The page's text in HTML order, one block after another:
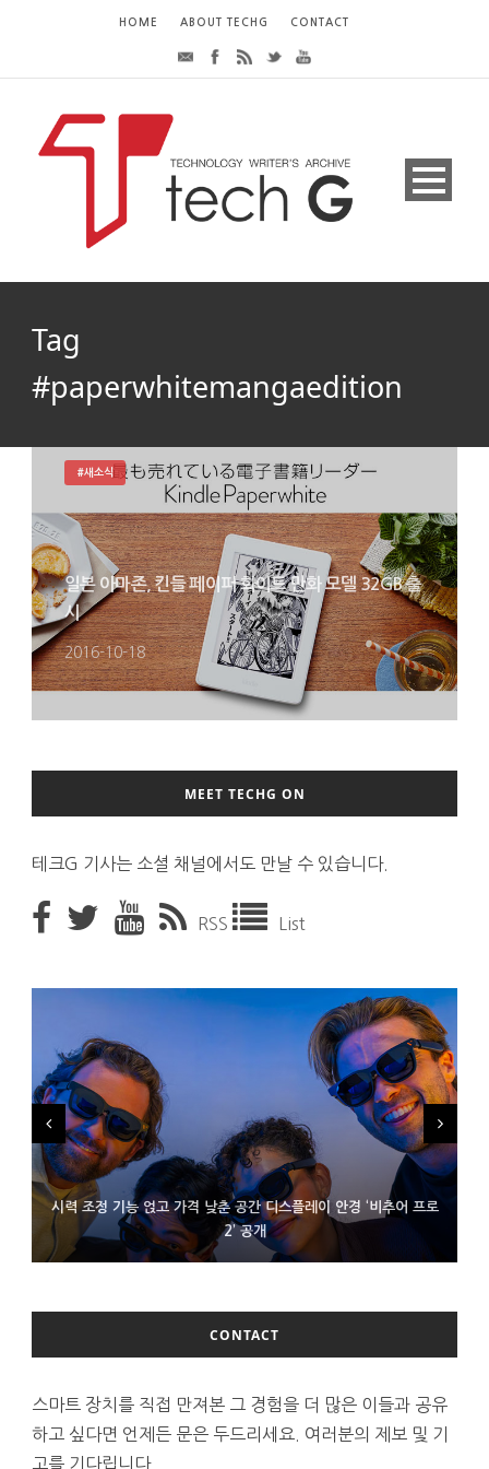
HOME ABOUT TECHG CONTACT
Tag
#paperwhitemangaedition
일본 아마존, 킨들 페이퍼 화이트 만화 모델 32GB 출
시
2016-10-18
#새소식
MEET TECHG ON
테크G 기사는 소셜 채널에서도 만날 수 있습니다.
RSS List
시력 조정 기능 얹고 가격 낮춘 공간 디스플레이 안경 ‘비추어 프로
2’ 공개
D램 부족에 10억달러어치 아이폰18 프로세서 패키징 대기 중
300~400달러 반지형 스피커 준비하는 오픈AI
CONTACT
스마트 장치를 직접 만져본 그 경험을 더 많은 이들과 공유
하고 싶다면 언제든 문은 두드리세요. 여러분의 제보 및 기
고를 기다립니다.